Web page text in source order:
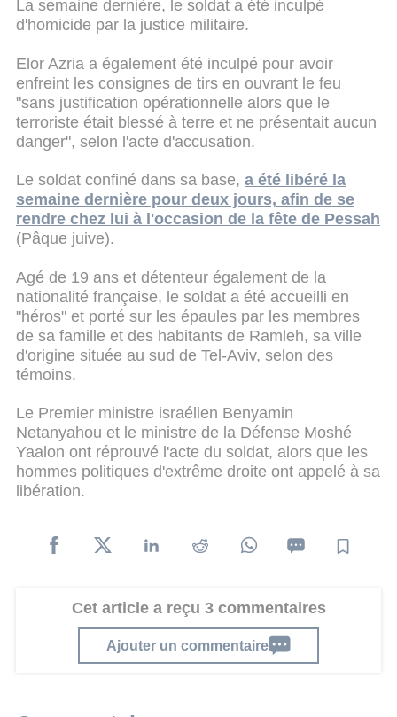
La semaine dernière, le soldat a été inculpé
d'homicide par la justice militaire.
Elor Azria a également été inculpé pour avoir
enfreint les consignes de tirs en ouvrant le feu
"sans justification opérationnelle alors que le
terroriste était blessé à terre et ne présentait aucun
danger", selon l'acte d'accusation.
Le soldat confiné dans sa base, a été libéré la
semaine dernière pour deux jours, afin de se
rendre chez lui à l'occasion de la fête de Pessah
(Pâque juive).
Agé de 19 ans et détenteur également de la
nationalité française, le soldat a été accueilli en
"héros" et porté sur les épaules par les membres
de sa famille et des habitants de Ramleh, sa ville
d'origine située au sud de Tel-Aviv, selon des
témoins.
Le Premier ministre israélien Benyamin
Netanyahou et le ministre de la Défense Moshé
Yaalon ont réprouvé l'acte du soldat, alors que les
hommes politiques d'extrême droite ont appelé à sa
libération.
Cet article a reçu 3 commentaires
Ajouter un commentaire